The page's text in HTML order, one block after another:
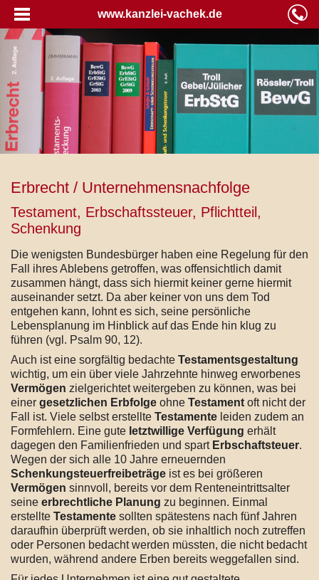
www.kanzlei-vachek.de
Erbrecht / Unternehmensnachfolge
Testament, Erbschaftssteuer, Pflichtteil,
Schenkung
Die wenigsten Bundesbürger haben eine Regelung für den
Fall ihres Ablebens getroffen, was offensichtlich damit
zusammen hängt, dass sich hiermit keiner gerne hiermit
auseinander setzt. Da aber keiner von uns dem Tod
entgehen kann, lohnt es sich, seine persönliche
Lebensplanung im Hinblick auf das Ende hin klug zu
führen (vgl. Psalm 90, 12).
Auch ist eine sorgfältig bedachte Testamentsgestaltung
wichtig, um ein über viele Jahrzehnte hinweg erworbenes
Vermögen zielgerichtet weitergeben zu können, was bei
einer gesetzlichen Erbfolge ohne Testament oft nicht der
Fall ist. Viele selbst erstellte Testamente leiden zudem an
Formfehlern. Eine gute letztwillige Verfügung erhält
dagegen den Familienfrieden und spart Erbschaftsteuer.
Wegen der sich alle 10 Jahre erneuernden
Schenkungsteuerfreibeträge ist es bei größeren
Vermögen sinnvoll, bereits vor dem Renteneintrittsalter
seine erbrechtliche Planung zu beginnen. Einmal
erstellte Testamente sollten spätestens nach fünf Jahren
daraufhin überprüft werden, ob sie inhaltlich noch zutreffen
oder Personen bedacht werden müssten, die nicht bedacht
wurden, während andere Erben bereits weggefallen sind.